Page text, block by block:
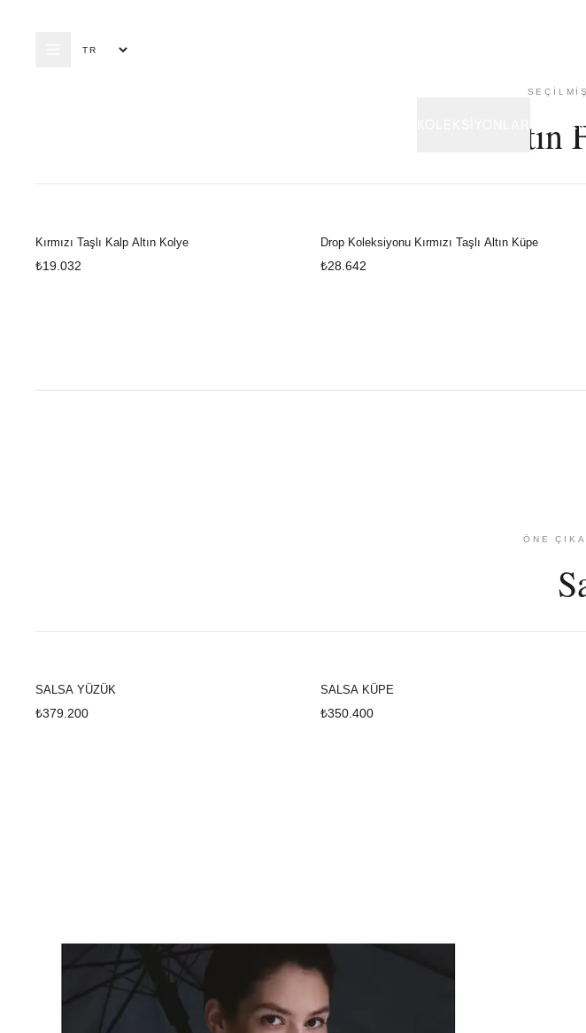
YÜZÜK
Altın
Kırmızı Taşlı Kalp Altın Kolye
₺19.032
Drop Koleksiyonu Kırmızı Taşlı Altın Küpe
₺28.642
ÖNE
SALSA YÜZÜK
₺379.200
SALSA KÜPE
₺350.400